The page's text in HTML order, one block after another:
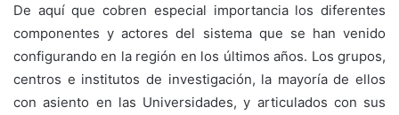
De aquí que cobren especial importancia los diferentes
componentes y actores del sistema que se han venido
configurando en la región en los últimos años. Los grupos,
centros e institutos de investigación, la mayoría de ellos
con asiento en las Universidades, y articulados con sus